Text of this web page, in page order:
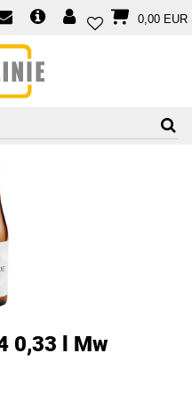
0,00 EUR
0,33 l Mw